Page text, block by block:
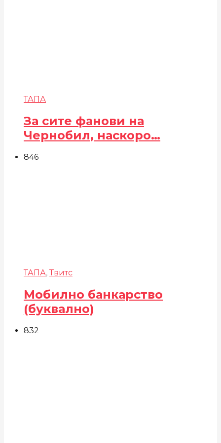
ТАПА
За сите фанови на
Чернобил, наскоро…
846
ТАПА, Твитс
Мобилно банкарство
(буквално)
832